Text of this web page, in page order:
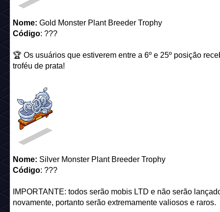
Nome: Gold Monster Plant Breeder Trophy
Código: ???
🏆 Os usuários que estiverem entre a 6º e 25º posição
troféu de prata!
Nome: Silver Monster Plant Breeder Trophy
Código: ???
IMPORTANTE: todos serão mobis LTD e não serão
novamente, portanto serão extremamente valiosos e raros.